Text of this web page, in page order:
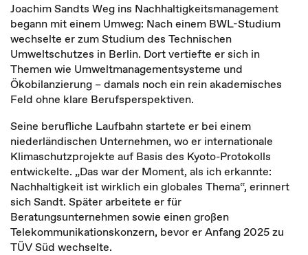
Joachim Sandts Weg ins Nachhaltigkeitsmanagement
begann mit einem Umweg: Nach einem BWL-Studium
wechselte er zum Studium des Technischen
Umweltschutzes in Berlin. Dort vertiefte er sich in
Themen wie Umweltmanagementsysteme und
Ökobilanzierung – damals noch ein rein akademisches
Feld ohne klare Berufsperspektiven.
Seine berufliche Laufbahn startete er bei einem
niederländischen Unternehmen, wo er internationale
Klimaschutzprojekte auf Basis des Kyoto-Protokolls
entwickelte. „Das war der Moment, als ich erkannte:
Nachhaltigkeit ist wirklich ein globales Thema“, erinnert
sich Sandt. Später arbeitete er für
Beratungsunternehmen sowie einen großen
Telekommunikationskonzern, bevor er Anfang 2025 zu
TÜV Süd wechselte.